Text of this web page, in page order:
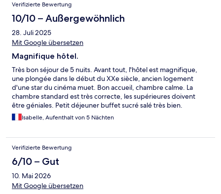
Verifizierte Bewertung
10/10 – Außergewöhnlich
28. Juli 2025
Mit Google übersetzen
Magnifique hôtel.
Très bon séjour de 5 nuits. Avant tout, l'hôtel est magnifique,
une plongée dans le début du XXe siècle, ancien logement
d'une star du cinéma muet. Bon accueil, chambre calme. La
chambre standard est très correcte, les supérieures doivent
être géniales. Petit déjeuner buffet sucré salé très bien.
Isabelle, Aufenthalt von 5 Nächten
Verifizierte Bewertung
6/10 – Gut
10. Mai 2026
Mit Google übersetzen